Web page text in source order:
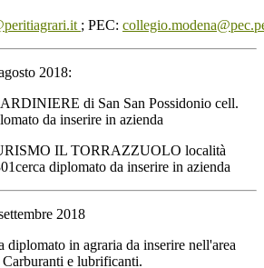
; PEC:
2018:
di San San Possidonio cell.
da inserire in azienda
IL TORRAZZUOLO località
diplomato da inserire in azienda
2018
in agraria da inserire nell'area
e lubrificanti.